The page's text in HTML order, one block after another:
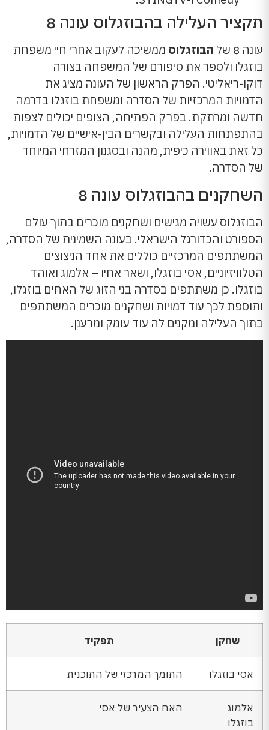
תקציר העלילה בהבוזגלוס עונה 8
עונה 8 של הבוזגלוס ממשיכה לעקוב אחרי חיי משפחת
בוזגלו ולספר את סיפורם של המשפחה בצורה
דוקו-ריאליטי. הפרק הראשון של העונה מציג את
הדמויות המרכזיות של הסדרה ומשפחת בוזגלו בדרמה
חדשה ומרתקת. בפרק הפתיחה, הצופים יכולים לצפות
בהתפתחות העלילה ובקשרים הבין-אישיים של הדמויות,
כל זאת באווירה כיפית, מהנה ובסגנון המזרחי המיוחד
של הסדרה.
השחקנים בהבוזגלוס עונה 8
הבוזגלוס עשויה מגישים ושחקנים מוכרים בתוך עולם
הספורט והכדורגל הישראלי. בעונה השמינית של הסדרה,
המשתתפים המרכזיים כוללים את אחד הניצוצים
הטלוויזיוניים, אסי בוזגלו, ושאר אחיו – אלמוג ואוהד
בוזגלו. כן משתתפים בסדרה בני הזוג של האחים בוזגלו,
ותוספת לכך עוד דמויות ושחקנים מוכרים המשתתפים
בתוך העלילה ומקנים לה עוד עומק ומרענן.
שחקן תפקיד
אסי בוזגלו התומך המרכזי של התוכנית
אלמוג
בוזגלו
האח הצעיר של אסי